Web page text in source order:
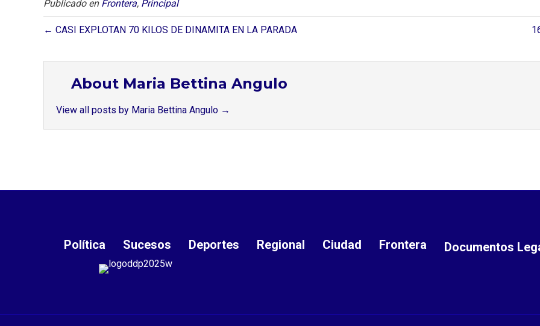
Publicado en Frontera, Principal
← CASI EXPLOTAN 70 KILOS DE DINAMITA EN LA PARADA
About Maria Bettina Angulo
View all posts by Maria Bettina Angulo →
Política Sucesos Deportes Regional Ciudad Frontera Documentos